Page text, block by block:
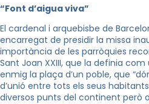
“Font d’aigua viva”
El cardenal i arquebisbe de
encarregat de presidir la missa
importància de les parròquies
Sant Joan XXIII, que la definia com
enmig la plaça d’un poble, que
d’unió entre tots els seus
diversos punts del continent però